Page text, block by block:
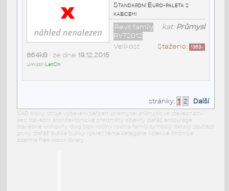
Standardní Euro-paleta s
kabicemi
kat:Průmysl
Revit family
RVT2012
Staženo: 1363x
Velikost
864kB• ze dne 19.12.2015
Umístil: LatCh
stránky: 1 2 Další
CAD bloky: stroje vybavení zařízení priemysel průmyslové stavebnictví
aec stavební architektonické předměty objekty stafáž entourage
stavebné knihovny dwg blok rodiny rodina family symboly detaily součásti
prvky stafáž buňka buňky výkres téma kategorie kolekce knižnica
zdarma free block library